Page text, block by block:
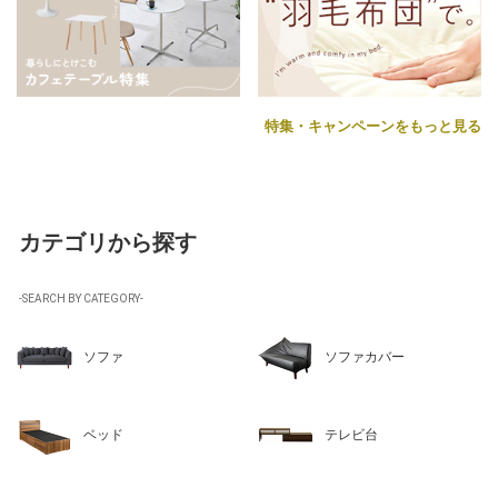
特集・キャンペーンをもっと見る
カテゴリから探す
-SEARCH BY CATEGORY-
ソファ ソファカバー
ベッド テレビ台